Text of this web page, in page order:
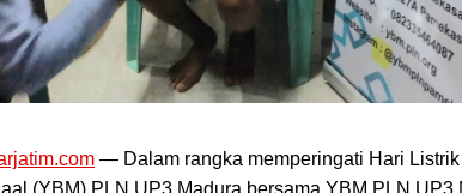
— Dalam rangka memperingati Hari